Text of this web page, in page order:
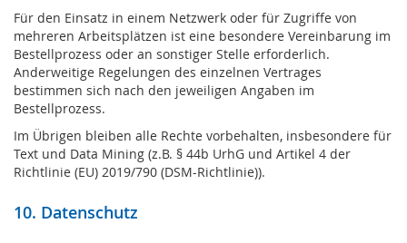
Für den Einsatz in einem Netzwerk oder für Zugriffe von
mehreren Arbeitsplätzen ist eine besondere Vereinbarung im
Bestellprozess oder an sonstiger Stelle erforderlich.
Anderweitige Regelungen des einzelnen Vertrages
bestimmen sich nach den jeweiligen Angaben im
Bestellprozess.
Im Übrigen bleiben alle Rechte vorbehalten, insbesondere für
Text und Data Mining (z.B. § 44b UrhG und Artikel 4 der
Richtlinie (EU) 2019/790 (DSM-Richtlinie)).
10. Datenschutz